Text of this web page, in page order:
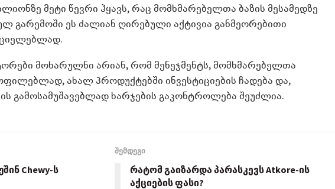
მეტი წევრი ჰყავს, რაც მომხმარებელთა ბაზის მესამედზე
გარემოში ეს ძალიან ღირებული აქტივია განმეორებითი
მოხარულნი არიან, რომ მენეჯმენტს, მომხმარებელთა
ახალ პროდუქტებში ინვესტიციების ჩადება და,
გამოსამუშავებლად ხარჯების გაკონტროლება შეუძლია.
Chewy-ს
შემდეგი
რატომ გაიზარდა პარასკევს Atkore-ის
აქციების ფასი?